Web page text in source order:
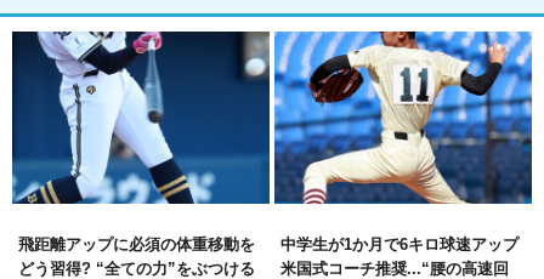
飛距離アップに必須の体重移動を
どう習得? “全ての力”をぶつける
中学生が1か月で6キロ球速アップ
米国式コーチ推奨...“腰の高速回